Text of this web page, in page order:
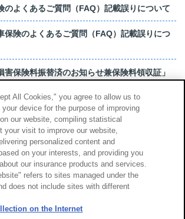
のよくあるご質問（FAQ）記載誤りについて
保険のよくあるご質問（FAQ）記載誤りにつ
害保険料振替済のお知らせ兼保険料領収証」
のよくあるご質問（FAQ）記載誤りについて
もっと見る
のご利用について
勧誘方針
All Cookies," you agree to allow us to
device for the purpose of improving
our website, compiling statistical
your visit to improve our website,
personalized content and
on your interests, and providing you
our insurance products and services.
refers to sites managed under the
does not include sites with different
on the Internet